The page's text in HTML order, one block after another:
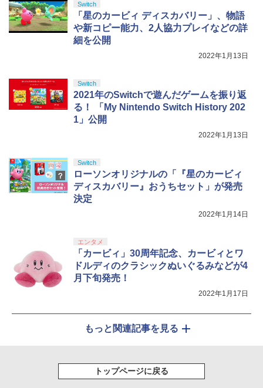
Switch
「星のカービィ ディスカバリー」、物語
や新コピー能力、2人協力プレイなどの詳
細を公開
2022年1月13日
Switch
2021年のSwitchで遊んだゲームを振り返
る！ 「My Nintendo Switch History 202
1」公開
2022年1月13日
Switch
ローソンオリジナルの「『星のカービィ
ディスカバリー』おうちセット」が発売
決定
2022年1月14日
エンタメ
「カービィ」30周年記念、カービィとワ
ドルディのクラシックぬいぐるみなどが4
月下旬発売！
2022年1月17日
もっと関連記事を見る
トップページに戻る